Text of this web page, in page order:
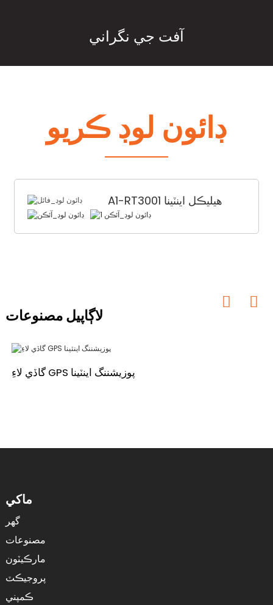
آفت جي نگراني
ڊائون لوڊ ڪريو
A1-RT3001 هيليڪل اينٽينا
لاڳاپيل مصنوعات
گاڏي لاءِ GPS پوزيشننگ اينٽينا
ماکي
گھر
مصنوعات
مارڪيٽون
پروجيڪٽ
ڪمپني